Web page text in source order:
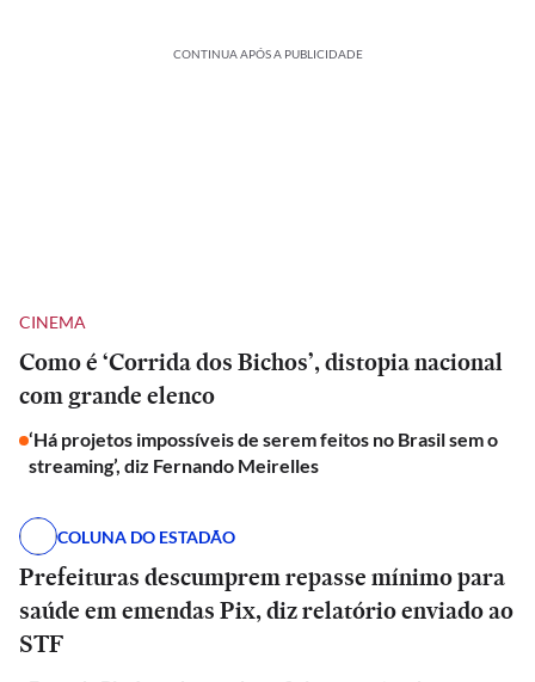
CONTINUA APÓS A PUBLICIDADE
CINEMA
Como é ‘Corrida dos Bichos’, distopia nacional
com grande elenco
‘Há projetos impossíveis de serem feitos no Brasil sem o
streaming’, diz Fernando Meirelles
COLUNA DO ESTADÃO
Prefeituras descumprem repasse mínimo para
saúde em emendas Pix, diz relatório enviado ao
STF